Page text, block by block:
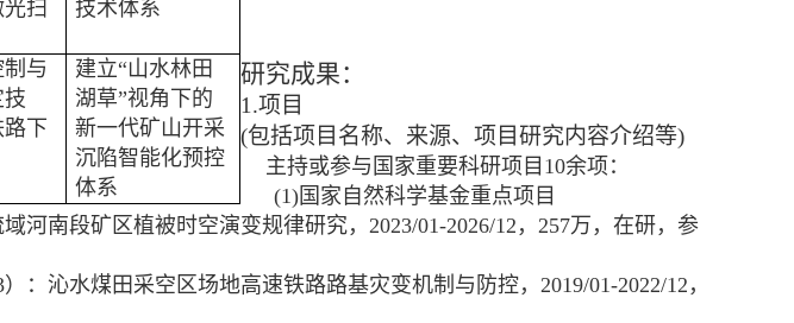
扫
技术体系
与
下
建立“山水林田
湖草”视角下的
新一代矿山开采
沉陷智能化预控
体系
研究成果：
1.项目
(包括项目名称、来源、项目研究内容介绍等)
主持或参与国家重要科研项目 10余项：
(1)国家自然科学基金重点项目
河南段矿区植被时空演变规律研究， 2023/01-2026/12 ， 257万，在研，参
）：沁水煤田采空区场地高速铁路路基灾变机制与防控， 2019/01-2022/12 ，